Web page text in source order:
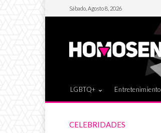
Sábado, Agosto 8, 2026
LGBTQ+ Entretenimiento
CELEBRIDADES